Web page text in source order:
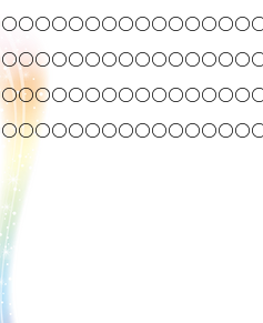
○○○○○○○○○○
○○○○○○○○○○
○○○○○